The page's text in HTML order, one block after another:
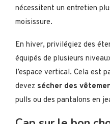
nécessitent un entretien
moisissure.
En hiver, privilégiez des
équipés de plusieurs
l’espace vertical. Cela est
devez sécher des
pulls ou des pantalons en